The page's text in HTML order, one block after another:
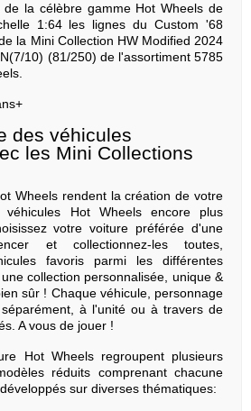
de la célèbre gamme Hot Wheels de
1:64 les lignes du Custom '68
la Mini Collection HW Modified 2024
10) (81/250) de l'assortiment 5785
des véhicules
les Mini Collections
Wheels rendent la création de votre
véhicules Hot Wheels encore plus
votre voiture préférée d'une
et collectionnez-les toutes,
favoris parmi les différentes
collection personnalisée, unique &
sûr ! Chaque véhicule, personnage
à l'unité ou à travers de
A vous de jouer !
Hot Wheels regroupent plusieurs
réduits comprenant chacune
sur diverses thématiques: